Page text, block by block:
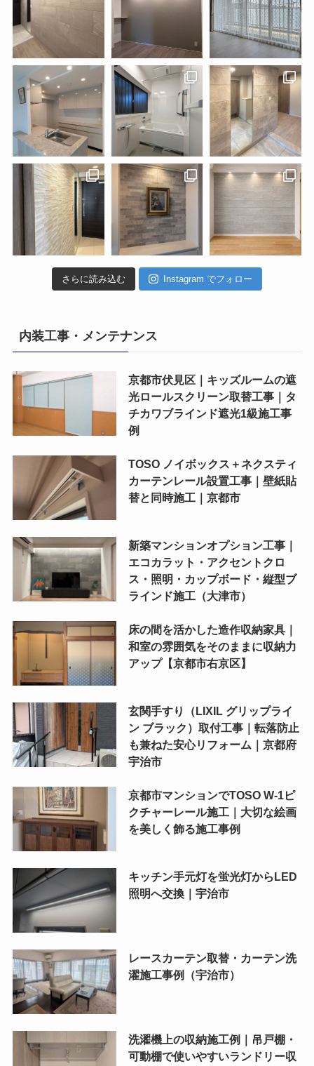
さらに読み込む Instagram でフォロー
内装工事・メンテナンス
京都市伏見区｜キッズルームの遮
光ロールスクリーン取替工事｜タ
チカワブラインド遮光1級施工事
例
TOSO ノイボックス＋ネクスティ
カーテンレール設置工事｜壁紙貼
替と同時施工｜京都市
新築マンションオプション工事｜
エコカラット・アクセントクロ
ス・照明・カップボード・縦型ブ
ラインド施工（大津市）
床の間を活かした造作収納家具｜
和室の雰囲気をそのままに収納力
アップ【京都市右京区】
玄関手すり（LIXIL グリップライ
ン ブラック）取付工事｜転落防止
も兼ねた安心リフォーム｜京都府
宇治市
京都市マンションでTOSO W-1ピ
クチャーレール施工｜大切な絵画
を美しく飾る施工事例
キッチン手元灯を蛍光灯からLED
照明へ交換｜宇治市
レースカーテン取替・カーテン洗
濯施工事例（宇治市）
洗濯機上の収納施工例｜吊戸棚・
可動棚で使いやすいランドリー収